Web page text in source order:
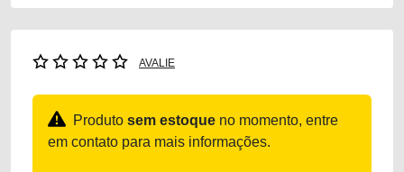
AVALIE
Produto sem estoque no momento, entre
em contato para mais informações.